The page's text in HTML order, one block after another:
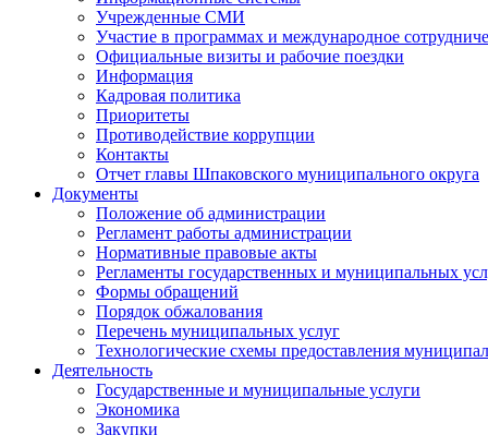
Учрежденные СМИ
Участие в программах и международное
Официальные визиты и рабочие поездки
Информация
Кадровая политика
Приоритеты
Противодействие коррупции
Контакты
Отчет главы Шпаковского муниципального округа
Документы
Положение об администрации
Регламент работы администрации
Нормативные правовые акты
Регламенты государственных и муниципальных
Формы обращений
Порядок обжалования
Перечень муниципальных услуг
Технологические схемы предоставления
Деятельность
Государственные и муниципальные услуги
Экономика
Закупки